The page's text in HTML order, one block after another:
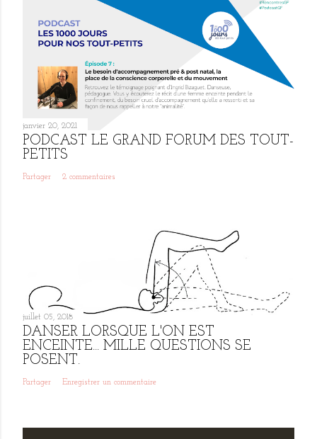
janvier 20, 2021
PODCAST LE GRAND FORUM DES TOUT-
PETITS
Partager 2 commentaires
juillet 05, 2018
DANSER LORSQUE L'ON EST
ENCEINTE... MILLE QUESTIONS SE
POSENT.
Partager Enregistrer un commentaire